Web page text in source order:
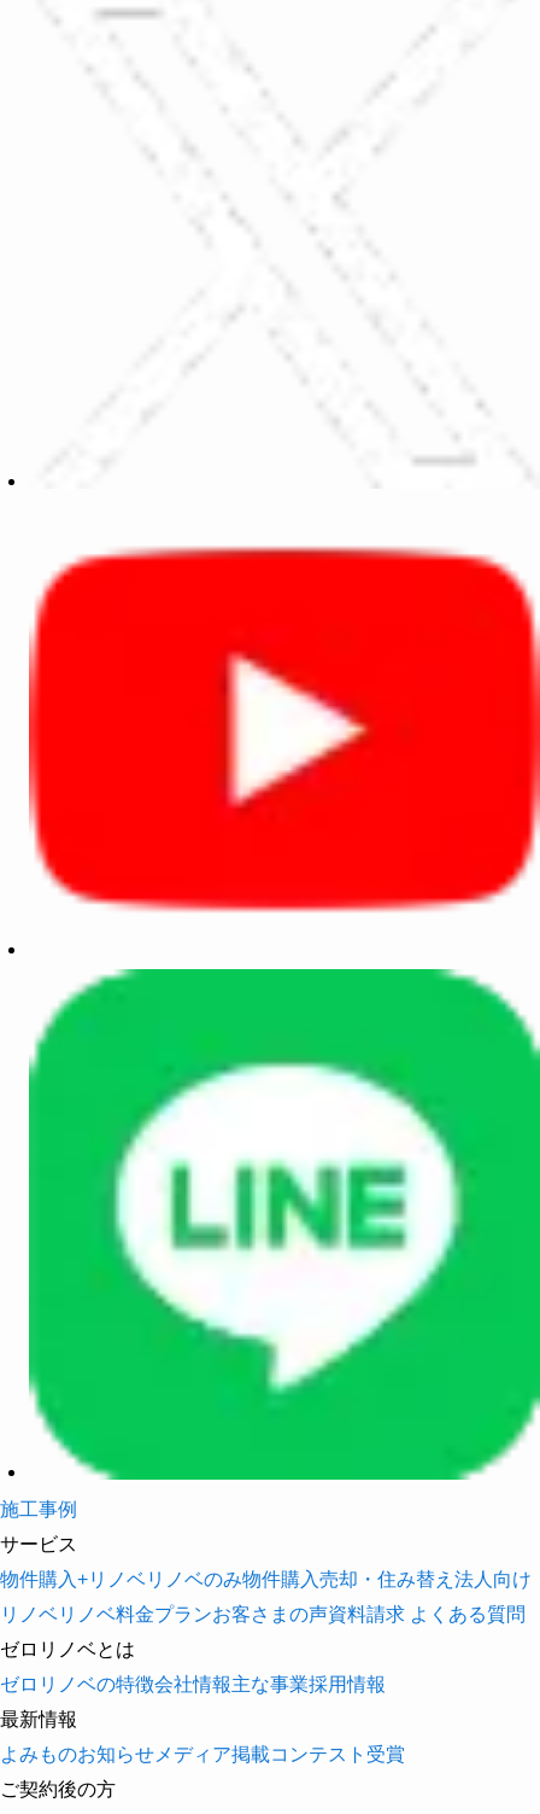
施工事例
サービス
物件購入+リノベリノベのみ物件購入売却・住み替え 法人向け
リノベリノベ料金プランお客さまの声資料請求 よくある質問
ゼロリノベとは
ゼロリノベの特徴会社情報主な事業採用情報
最新情報
よみものお知らせ メディア掲載コンテスト受賞
ご契約後の方